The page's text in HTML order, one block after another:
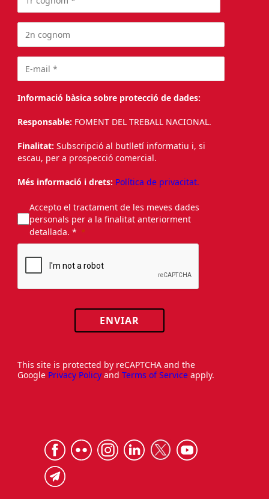
Informació bàsica sobre protecció de dades:
Responsable: FOMENT DEL TREBALL NACIONAL.
Finalitat: Subscripció al butlletí informatiu i, si
escau, per a prospecció comercial.
Més informació i drets: Política de privacitat.
Accepto el tractament de les meves dades
personals per a la finalitat anteriorment
detallada. *
ENVIAR
This site is protected by reCAPTCHA and the
Google Privacy Policy and Terms of Service apply.